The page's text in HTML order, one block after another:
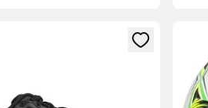
til at logge ind eller tilmelde dig